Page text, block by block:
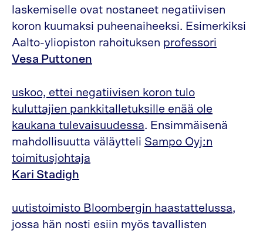
laskemiselle ovat nostaneet negatiivisen
koron kuumaksi puheenaiheeksi. Esimerkiksi
Aalto-yliopiston rahoituksen professori
Vesa Puttonen
uskoo, ettei negatiivisen koron tulo
kuluttajien pankkitalletuksille enää ole
kaukana tulevaisuudessa. Ensimmäisenä
mahdollisuutta väläytteli Sampo Oyj:n
toimitusjohtaja
Kari Stadigh
uutistoimisto Bloombergin haastattelussa,
jossa hän nosti esiin myös tavallisten